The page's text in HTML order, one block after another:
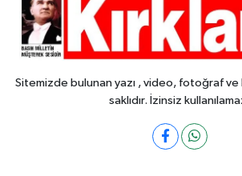
Sitemizde bulunan yazı , video, fotoğraf ve
saklıdır. İzinsiz